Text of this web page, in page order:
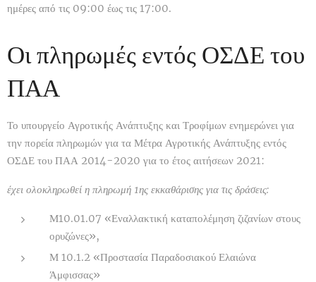
ημέρες από τις 09:00 έως τις 17:00.
Οι πληρωμές εντός ΟΣΔΕ του
ΠΑΑ
Το υπουργείο Αγροτικής Ανάπτυξης και Τροφίμων ενημερώνει για
την πορεία πληρωμών για τα Μέτρα Αγροτικής Ανάπτυξης εντός
ΟΣΔΕ του ΠΑΑ 2014-2020 για το έτος αιτήσεων 2021:
έχει ολοκληρωθεί η πληρωμή 1ης εκκαθάρισης για τις δράσεις:
Μ10.01.07 «Εναλλακτική καταπολέμηση ζιζανίων στους
ορυζώνες»,
Μ 10.1.2 «Προστασία Παραδοσιακού Ελαιώνα
Άμφισσας»